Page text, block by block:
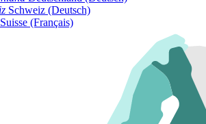
Schweiz (Deutsch)
Suisse (Français)